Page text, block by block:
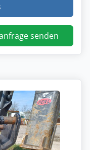
senden